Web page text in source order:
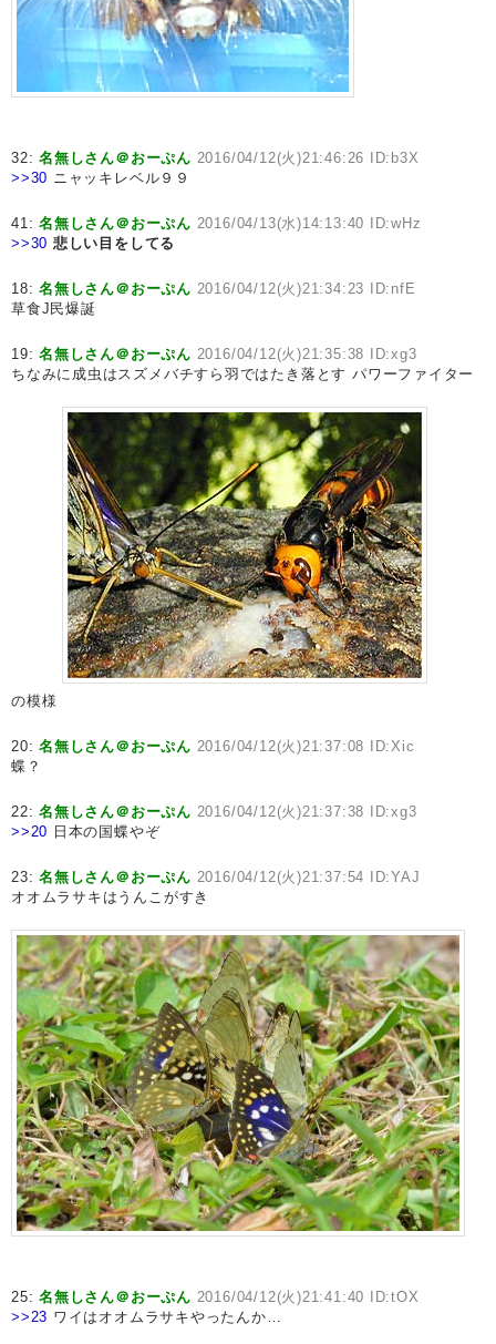
32:名無しさん＠おーぷん 2016/04/12(火)21:46:26 ID:b3X
>>30 ニャッキレベル９９
41:名無しさん＠おーぷん 2016/04/13(水)14:13:40 ID:wHz
>>30 悲しい目をしてる
18:名無しさん＠おーぷん 2016/04/12(火)21:34:23 ID:nfE
草食J民爆誕
19:名無しさん＠おーぷん 2016/04/12(火)21:35:38 ID:xg3
ちなみに成虫はスズメバチすら羽ではたき落とす パワーファイター
の模様
20:名無しさん＠おーぷん 2016/04/12(火)21:37:08 ID:Xic
蝶？
22:名無しさん＠おーぷん 2016/04/12(火)21:37:38 ID:xg3
>>20 日本の国蝶やぞ
23:名無しさん＠おーぷん 2016/04/12(火)21:37:54 ID:YAJ
オオムラサキはうんこがすき
25:名無しさん＠おーぷん 2016/04/12(火)21:41:40 ID:tOX
>>23 ワイはオオムラサキやったんか…